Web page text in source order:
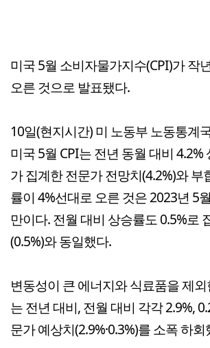
미국 5월 소비자물가지수(CPI)가 작
오른 것으로 발표됐다.
10일(현지시간) 미 노동부 노동통계
미국 5월 CPI는 전년 동월 대비 4.2%
가 집계한 전문가 전망치(4.2%)와 부
률이 4%선대로 오른 것은 2023년 5
만이다. 전월 대비 상승률도 0.5%로
(0.5%)와 동일했다.
변동성이 큰 에너지와 식료품을 제
는 전년 대비, 전월 대비 각각 2.9%,
문가 예상치(2.9%·0.3%)를 소폭 하회